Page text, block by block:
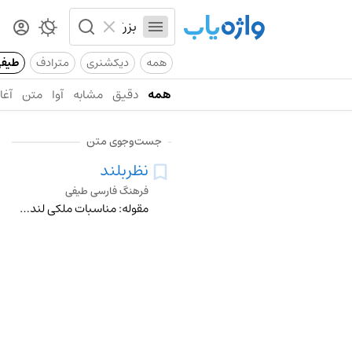
همه دیکشنری مترادف
همه دقیق مشابه آوا متن
جست‌وجوی متن
نظربلند
فرهنگ فارسی طیفی
مقوله: مناسبات ملکی لند، سخاوتمند، باسخاوت، پرمایه، سخی، کریم، دست‌ودل‌باز، لارژ، ولخرج ایثارگر، بی‌غرض بخشنده، بامروت، بافتوت، بزرگ‌همت، خیرخواه مهمان‌نواز، اج